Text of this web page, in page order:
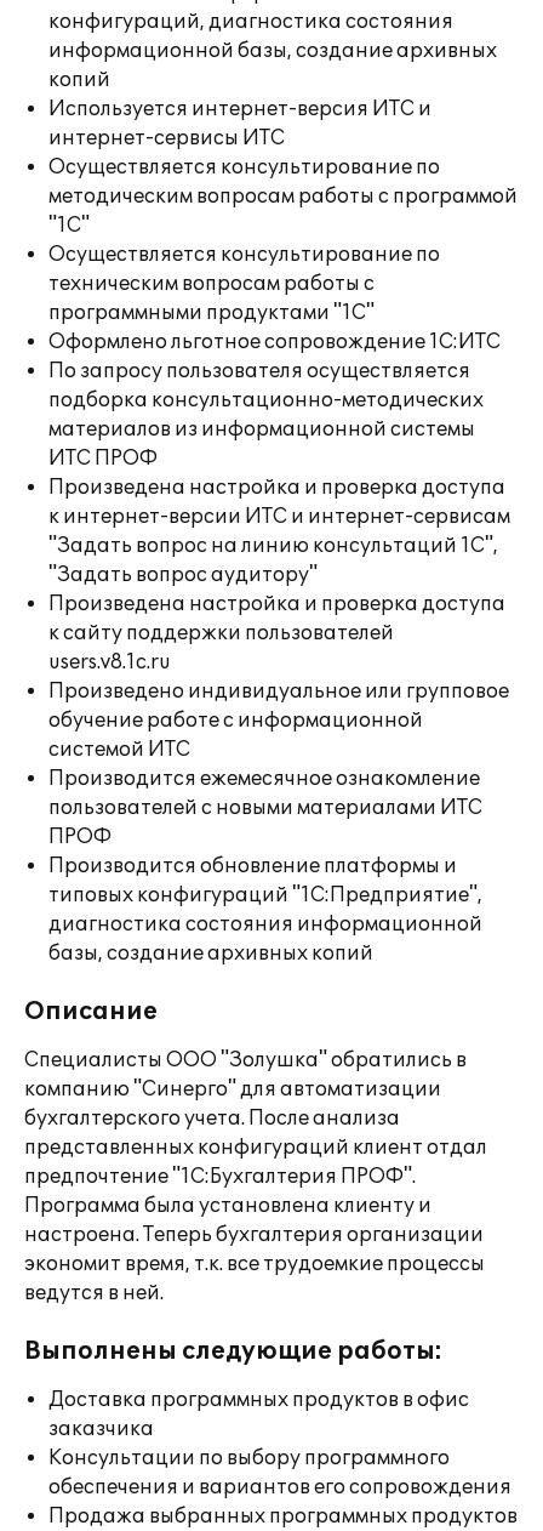
конфигураций, диагностика состояния
информационной базы, создание архивных
копий
Используется интернет-версия ИТС и
интернет-сервисы ИТС
Осуществляется консультирование по
методическим вопросам работы с программой
"1С"
Осуществляется консультирование по
техническим вопросам работы с
программными продуктами "1С"
Оформлено льготное сопровождение 1С:ИТС
По запросу пользователя осуществляется
подборка консультационно-методических
материалов из информационной системы
ИТС ПРОФ
Произведена настройка и проверка доступа
к интернет-версии ИТС и интернет-сервисам
"Задать вопрос на линию консультаций 1С",
"Задать вопрос аудитору"
Произведена настройка и проверка доступа
к сайту поддержки пользователей
users.v8.1c.ru
Произведено индивидуальное или групповое
обучение работе с информационной
системой ИТС
Производится ежемесячное ознакомление
пользователей с новыми материалами ИТС
ПРОФ
Производится обновление платформы и
типовых конфигураций "1С:Предприятие",
диагностика состояния информационной
базы, создание архивных копий
Описание
Специалисты ООО "Золушка" обратились в
компанию "Синерго" для автоматизации
бухгалтерского учета. После анализа
представленных конфигураций клиент отдал
предпочтение "1С:Бухгалтерия ПРОФ".
Программа была установлена клиенту и
настроена. Теперь бухгалтерия организации
экономит время, т.к. все трудоемкие процессы
ведутся в ней.
Выполнены следующие работы:
Доставка программных продуктов в офис
заказчика
Консультации по выбору программного
обеспечения и вариантов его сопровождения
Продажа выбранных программных продуктов